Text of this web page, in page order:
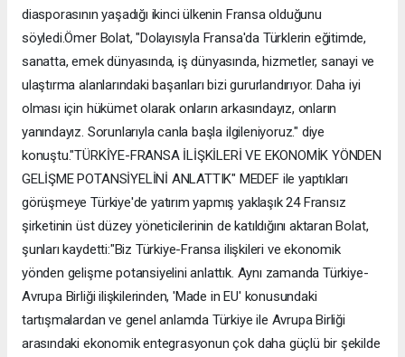
diasporasının yaşadığı ikinci ülkenin Fransa olduğunu
söyledi.Ömer Bolat, "Dolayısıyla Fransa'da Türklerin eğitimde,
sanatta, emek dünyasında, iş dünyasında, hizmetler, sanayi ve
ulaştırma alanlarındaki başarıları bizi gururlandırıyor. Daha iyi
olması için hükümet olarak onların arkasındayız, onların
yanındayız. Sorunlarıyla canla başla ilgileniyoruz." diye
konuştu."TÜRKİYE-FRANSA İLİŞKİLERİ VE EKONOMİK YÖNDEN
GELİŞME POTANSİYELİNİ ANLATTIK" MEDEF ile yaptıkları
görüşmeye Türkiye'de yatırım yapmış yaklaşık 24 Fransız
şirketinin üst düzey yöneticilerinin de katıldığını aktaran Bolat,
şunları kaydetti:"Biz Türkiye-Fransa ilişkileri ve ekonomik
yönden gelişme potansiyelini anlattık. Aynı zamanda Türkiye-
Avrupa Birliği ilişkilerinden, 'Made in EU' konusundaki
tartışmalardan ve genel anlamda Türkiye ile Avrupa Birliği
arasındaki ekonomik entegrasyonun çok daha güçlü bir şekilde